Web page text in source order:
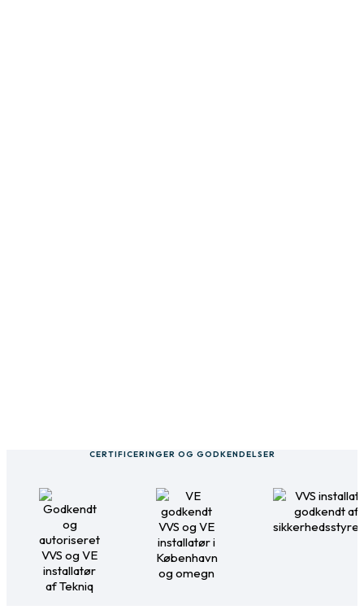
CERTIFICERINGER OG GODKENDELSER